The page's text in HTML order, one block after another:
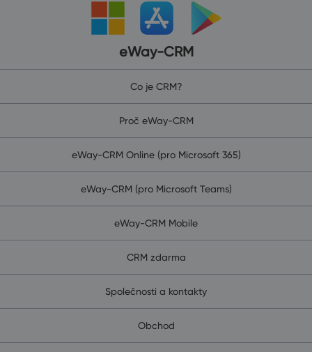
eWay-CRM
Co je CRM?
Proč eWay-CRM
eWay-CRM Online (pro Microsoft 365)
eWay-CRM (pro Microsoft Teams)
eWay-CRM Mobile
CRM zdarma
Společnosti a kontakty
Obchod